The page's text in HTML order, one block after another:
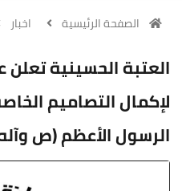
الصفحة الرئيسية اخبار
العتبة الحسينية
لإكمال التصاميم
الرسول الأعظم (ص